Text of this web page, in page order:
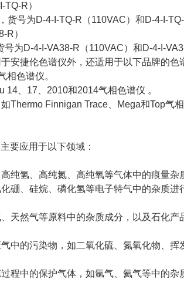
R）
货号为D-4-I-TQ-R（110VAC）和D-4-I-
R）
为D-4-I-VA38-R（110VAC）和D-4-I-
安捷伦色谱仪外，还适用于以下品牌的色
相色谱仪。
、17、2010和2014气相色谱仪 。
Thermo Finnigan Trace、Mega和Top气相
要应用于以下领域：
纯氢、高纯氮、高纯氧等气体中的痕量
硼、硅烷、磷化氢等电子特气中的杂质
天然气等原料中的杂质成分，以及石化
中的污染物，如二氧化硫、氮氧化物、挥
程中的保护气体，如氩气、氦气等中的